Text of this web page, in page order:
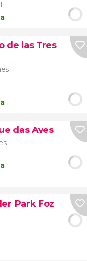
de las Tres
das Aves
Park Foz